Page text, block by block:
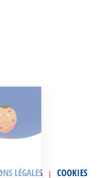
LÉGALES | COOKIES
de vous